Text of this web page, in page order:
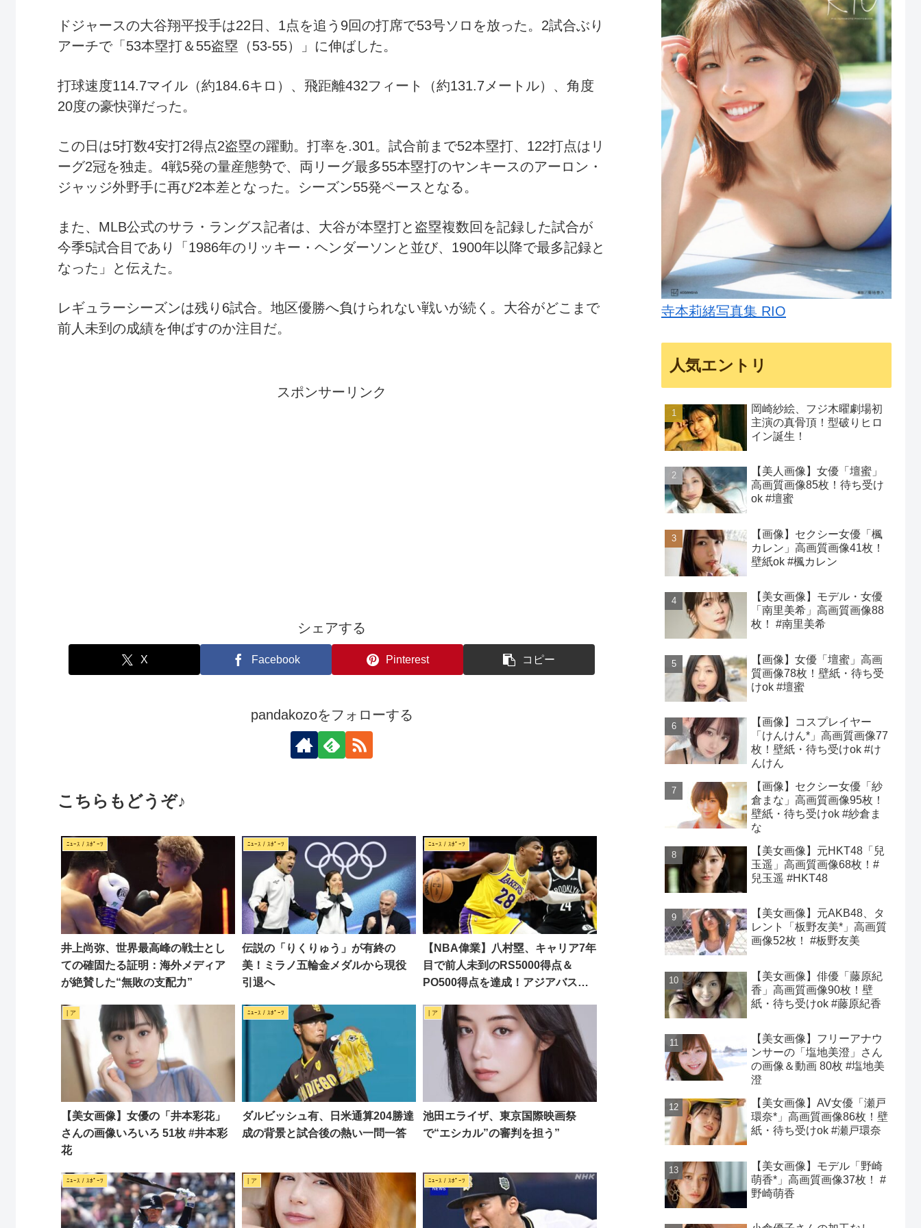
ドジャースの大谷翔平投手は22日、1点を追う9回の打席で53号ソロを放った。2試合ぶり
アーチで「53本塁打＆55盗塁（53-55）」に伸ばした。
打球速度114.7マイル（約184.6キロ）、飛距離432フィート（約131.7メートル）、角度
20度の豪快弾だった。
この日は5打数4安打2得点2盗塁の躍動。打率を.301。試合前まで52本塁打、122打点はリ
ーグ2冠を独走。4戦5発の量産態勢で、両リーグ最多55本塁打のヤンキースのアーロン・
ジャッジ外野手に再び2本差となった。シーズン55発ペースとなる。
また、MLB公式のサラ・ラングス記者は、大谷が本塁打と盗塁複数回を記録した試合が
今季5試合目であり「1986年のリッキー・ヘンダーソンと並び、1900年以降で最多記録と
なった」と伝えた。
レギュラーシーズンは残り6試合。地区優勝へ負けられない戦いが続く。大谷がどこまで
前人未到の成績を伸ばすのか注目だ。
スポンサーリンク
シェアする
X Facebook Pinterest コピー
pandakozoをフォローする
こちらもどうぞ♪
ﾆｭｰｽ / ｽﾎﾟｰﾂ
井上尚弥、世界最高峰の戦士とし
ての確固たる証明：海外メディア
が絶賛した“無敗の支配力”
ﾆｭｰｽ / ｽﾎﾟｰﾂ
伝説の「りくりゅう」が有終の
美！ミラノ五輪金メダルから現役
引退へ
ﾆｭｰｽ / ｽﾎﾟｰﾂ
【NBA偉業】八村塁、キャリア7年
目で前人未到のRS5000得点＆
PO500得点を達成！アジアバスケ
| ア
【美女画像】女優の「井本彩花」
さんの画像いろいろ 51枚 #井本彩
花
ﾆｭｰｽ / ｽﾎﾟｰﾂ
ダルビッシュ有、日米通算204勝達
成の背景と試合後の熱い一問一答
| ア
池田エライザ、東京国際映画祭
で“エシカル”の審判を担う”
ﾆｭｰｽ / ｽﾎﾟｰﾂ | ア ﾆｭｰｽ / ｽﾎﾟｰﾂ
寺本莉緒写真集 RIO
人気エントリ
岡崎紗絵、フジ木曜劇場初
主演の真骨頂！型破りヒロ
イン誕生！
【美人画像】女優「壇蜜」
高画質画像85枚！待ち受け
ok #壇蜜
【画像】セクシー女優「楓
カレン」高画質画像41枚！
壁紙ok #楓カレン
【美女画像】モデル・女優
「南里美希」高画質画像88
枚！ #南里美希
【画像】女優「壇蜜」高画
質画像78枚！壁紙・待ち受
けok #壇蜜
【画像】コスプレイヤー
「けんけん*」高画質画像77
枚！壁紙・待ち受けok #け
んけん
【画像】セクシー女優「紗
倉まな」高画質画像95枚！
壁紙・待ち受けok #紗倉ま
な
【美女画像】元HKT48「兒
玉遥」高画質画像68枚！#
兒玉遥 #HKT48
【美女画像】元AKB48、タ
レント「板野友美*」高画質
画像52枚！ #板野友美
【美女画像】俳優「藤原紀
香」高画質画像90枚！壁
紙・待ち受けok #藤原紀香
【美女画像】フリーアナウ
ンサーの「塩地美澄」さん
の画像＆動画 80枚 #塩地美
澄
【美女画像】AV女優「瀬戸
環奈*」高画質画像86枚！壁
紙・待ち受けok #瀬戸環奈
【美女画像】モデル「野崎
萌香*」高画質画像37枚！ #
野崎萌香